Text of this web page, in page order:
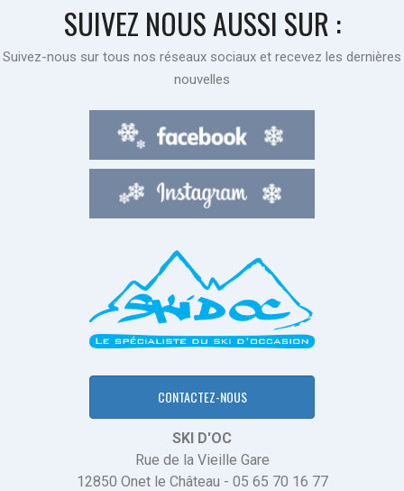
SUIVEZ NOUS AUSSI SUR :
Suivez-nous sur tous nos réseaux sociaux et recevez les dernières
nouvelles
CONTACTEZ-NOUS
SKI D'OC
Rue de la Vieille Gare
12850 Onet le Château - 05 65 70 16 77